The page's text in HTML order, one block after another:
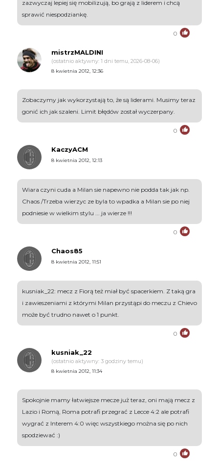
zazwyczaj lepiej się mobilizują, bo grają z liderem i chcą
sprawić niespodziankę.
0
mistrzMALDINI
(ostatnio aktywny: 1 dni temu, 2026-08-06)
8 kwietnia 2012, 12:36
Zobaczymy jak wykorzystają to, że są liderami. Musimy teraz
gonić ich jak szaleni. Limit błędów został wyczerpany.
0
KaczyACM
8 kwietnia 2012, 12:13
Wiara czyni cuda a Milan sie napewno nie podda tak jak np.
Chaos /Trzeba wierzyc ze byla to wpadka a Milan sie po niej
podniesie w wielkim stylu ... ja wierze !!!
0
Chaos85
8 kwietnia 2012, 11:51
kusniak_22: mecz z Fiorą też miał być spacerkiem. Z taką gra
i zawieszeniami z którymi Milan przystąpi do meczu z Chievo
może być trudno nawet o 1 punkt.
0
kusniak_22
(ostatnio aktywny: 3 godziny temu)
8 kwietnia 2012, 11:34
Spokojnie mamy łatwiejsze mecze już teraz, oni mają mecz z
Lazio i Romą, Roma potrafi przegrać z Lecce 4:2 ale potrafi
wygrać z Interem 4:0 więc wszystkiego można się po nich
spodziewać :)
0